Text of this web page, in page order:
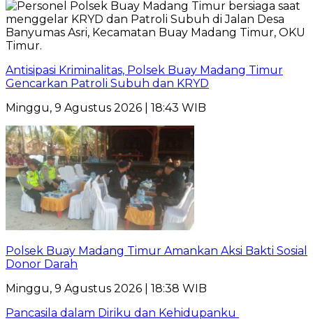
Antisipasi Kriminalitas, Polsek Buay Madang Timur
Gencarkan Patroli Subuh dan KRYD
Minggu, 9 Agustus 2026 | 18:43 WIB
Polsek Buay Madang Timur Amankan Aksi Bakti Sosial
Donor Darah
Minggu, 9 Agustus 2026 | 18:38 WIB
Pancasila dalam Diriku dan Kehidupanku